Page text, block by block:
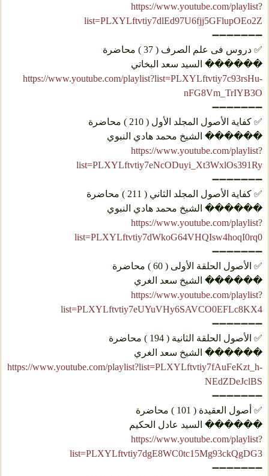
https://www.youtube.com/playlist?
list=PLXYLftvtiy7dlEd97U6fjj5GFlupOEo2Z
➖➖➖➖➖➖➖
✅ دروس فی علم الصرف ( 37 ) محاضرة
������ السيد سعد البخاتي
https://www.youtube.com/playlist?list=PLXYLftvtiy7c93rsHu-
nFG8Vm_TrIYB3O
➖➖➖➖➖➖➖
✅ كفاية الأصول المجلد الأول ( 210 ) محاضرة
������ الشيخ محمد هادي النبوي
https://www.youtube.com/playlist?
list=PLXYLftvtiy7eNcODuyi_Xt3WxlOs391Ry
➖➖➖➖➖➖➖
✅ كفاية الأصول المجلد الثاني ( 211 ) محاضرة
������ الشيخ محمد هادي النبوي
https://www.youtube.com/playlist?
list=PLXYLftvtiy7dWkoG64VHQIsw4hoqI0rq0
➖➖➖➖➖➖➖
✅ الأصول الحلقة الأولى ( 60 ) محاضرة
������ الشيخ سعد الغري
https://www.youtube.com/playlist?
list=PLXYLftvtiy7eUYuVHy6SAVCO0EFLc8KX4
➖➖➖➖➖➖➖
✅ الأصول الحلقة الثانية ( 194 ) محاضرة
������ الشيخ سعد الغري
https://www.youtube.com/playlist?list=PLXYLftvtiy7fAuFeKzt_h-
NEdZDeJclBS
➖➖➖➖➖➖➖
✅ أصول العقيدة ( 101 ) محاضرة
������ السيد عادل الحكيم
https://www.youtube.com/playlist?
list=PLXYLftvtiy7dgE8WC0tc15Mg93ckQgDG3
➖➖➖➖➖➖➖